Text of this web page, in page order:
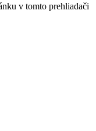
v tomto prehliadači